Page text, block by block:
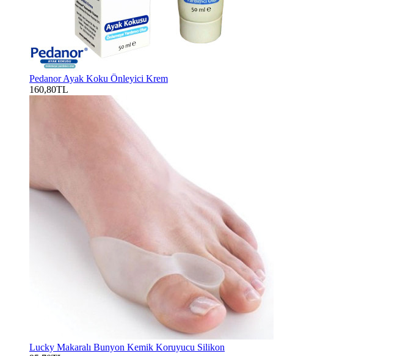
Pedanor Ayak Koku Önleyici Krem
160,80TL
Lucky Makaralı Bunyon Kemik Koruyucu Silikon